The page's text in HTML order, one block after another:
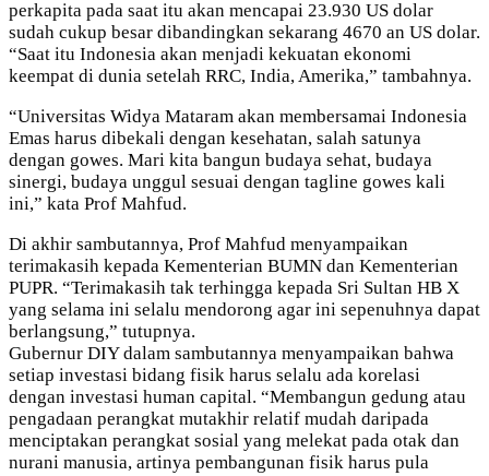
perkapita pada saat itu akan mencapai 23.930 US dolar
sudah cukup besar dibandingkan sekarang 4670 an US dolar.
“Saat itu Indonesia akan menjadi kekuatan ekonomi
keempat di dunia setelah RRC, India, Amerika,” tambahnya.
“Universitas Widya Mataram akan membersamai Indonesia
Emas harus dibekali dengan kesehatan, salah satunya
dengan gowes. Mari kita bangun budaya sehat, budaya
sinergi, budaya unggul sesuai dengan tagline gowes kali
ini,” kata Prof Mahfud.
Di akhir sambutannya, Prof Mahfud menyampaikan
terimakasih kepada Kementerian BUMN dan Kementerian
PUPR. “Terimakasih tak terhingga kepada Sri Sultan HB X
yang selama ini selalu mendorong agar ini sepenuhnya dapat
berlangsung,” tutupnya.
Gubernur DIY dalam sambutannya menyampaikan bahwa
setiap investasi bidang fisik harus selalu ada korelasi
dengan investasi human capital. “Membangun gedung atau
pengadaan perangkat mutakhir relatif mudah daripada
menciptakan perangkat sosial yang melekat pada otak dan
nurani manusia, artinya pembangunan fisik harus pula